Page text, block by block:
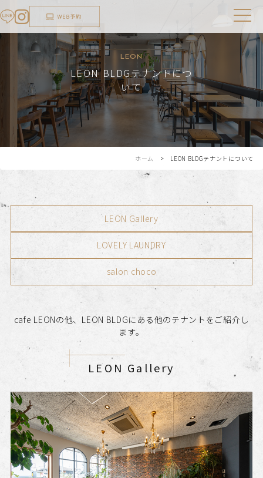
LEON
LEON BLDGテナントにつ
いて
ホーム > LEON BLDGテナントについて
LEON Gallery
LOVELY LAUNDRY
salon choco
cafe LEONの他、LEON BLDGにある他のテナントをご紹介し
ます。
LEON Gallery